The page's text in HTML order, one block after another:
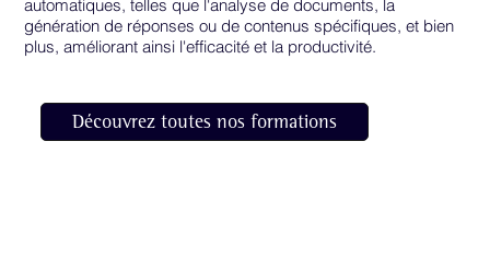
automatiques, telles que l'analyse de documents, la
génération de réponses ou de contenus spécifiques, et bien
plus, améliorant ainsi l'efficacité et la productivité.
Découvrez toutes nos formations